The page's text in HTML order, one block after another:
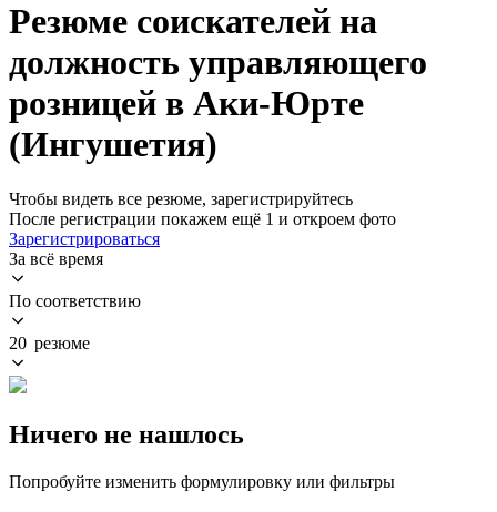
Резюме соискателей на
должность управляющего
розницей в Аки-Юрте
(Ингушетия)
Чтобы видеть все резюме, зарегистрируйтесь
После регистрации покажем ещё 1 и откроем фото
Зарегистрироваться
За всё время
По соответствию
20 резюме
Ничего не нашлось
Попробуйте изменить формулировку или фильтры